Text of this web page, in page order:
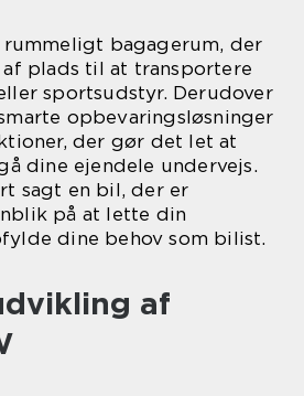
rummeligt bagagerum, der
plads til at transportere
sportsudstyr. Derudover
opbevaringsløsninger
der gør det let at
dine ejendele undervejs.
sagt en bil, der er
på at lette din
dine behov som bilist.
af